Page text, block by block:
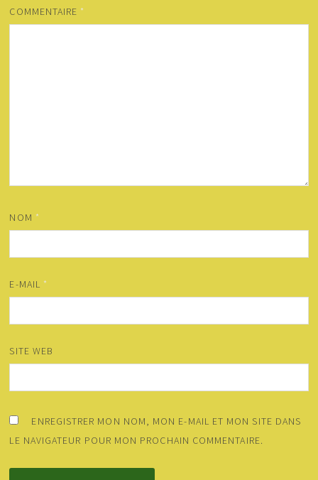
COMMENTAIRE *
NOM *
E-MAIL *
SITE WEB
ENREGISTRER MON NOM, MON E-MAIL ET MON SITE DANS
LE NAVIGATEUR POUR MON PROCHAIN COMMENTAIRE.